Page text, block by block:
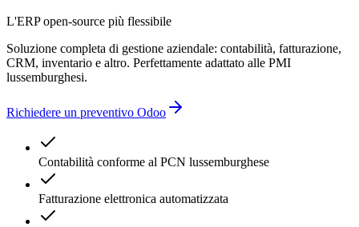
L'ERP open-source più flessibile
Soluzione completa di gestione aziendale: contabilità, fatturazione,
CRM, inventario e altro. Perfettamente adattato alle PMI
lussemburghesi.
Richiedere un preventivo Odoo
Contabilità conforme al PCN lussemburghese
Fatturazione elettronica automatizzata